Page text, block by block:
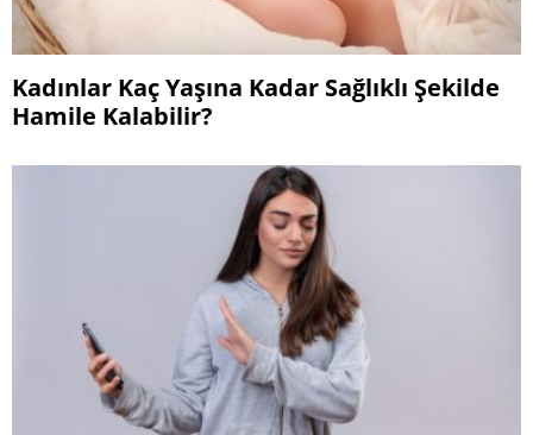
Kadınlar Kaç Yaşına Kadar Sağlıklı Şekilde
Hamile Kalabilir?